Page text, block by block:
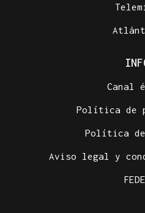
Canal
Política de
Política
Aviso legal y